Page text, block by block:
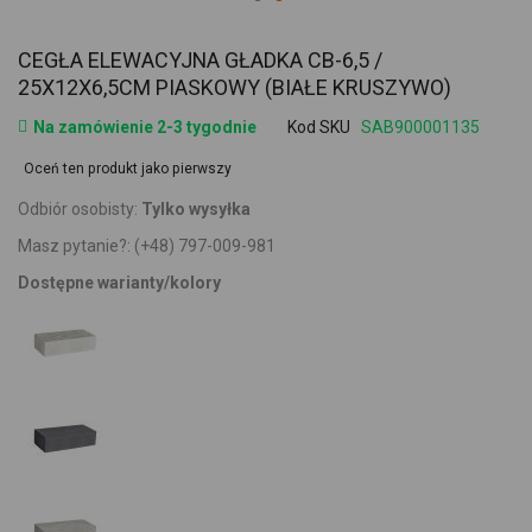
CEGŁA ELEWACYJNA GŁADKA CB-6,5 /
25X12X6,5CM PIASKOWY (BIAŁE KRUSZYWO)
Na zamówienie 2-3 tygodnie Kod SKU SAB900001135
Oceń ten produkt jako pierwszy
Odbiór osobisty: Tylko wysyłka
Masz pytanie?: (+48) 797-009-981
Dostępne warianty/kolory